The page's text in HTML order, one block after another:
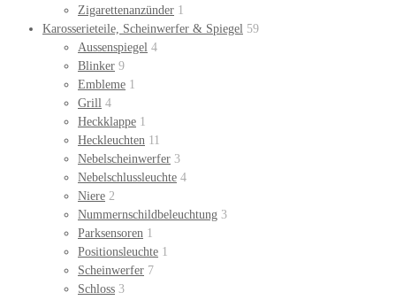
Zigarettenanzünder 1
Karosserieteile, Scheinwerfer & Spiegel 59
Aussenspiegel 4
Blinker 9
Embleme 1
Grill 4
Heckklappe 1
Heckleuchten 11
Nebelscheinwerfer 3
Nebelschlussleuchte 4
Niere 2
Nummernschildbeleuchtung 3
Parksensoren 1
Positionsleuchte 1
Scheinwerfer 7
Schloss 3